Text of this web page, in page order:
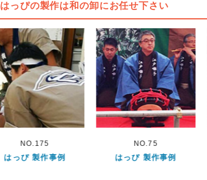
はっぴの製作は和の卸にお任せ下さい
NO.75
はっぴ 製作事例
NO.1134
はっぴ 製作事例